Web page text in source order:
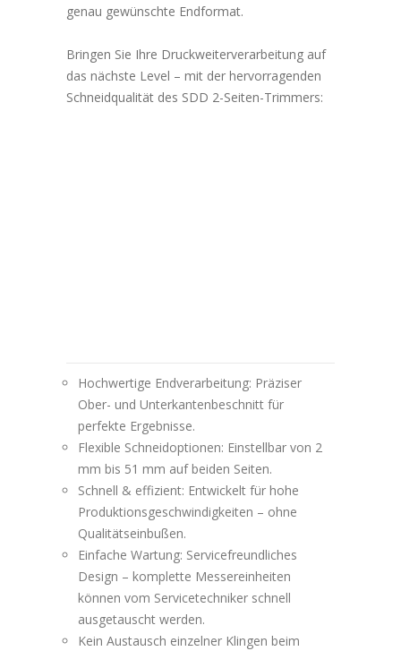
genau gewünschte Endformat.
Bringen Sie Ihre Druckweiterverarbeitung auf
das nächste Level – mit der hervorragenden
Schneidqualität des SDD 2-Seiten-Trimmers:
Hochwertige Endverarbeitung: Präziser
Ober- und Unterkantenbeschnitt für
perfekte Ergebnisse.
Flexible Schneidoptionen: Einstellbar von 2
mm bis 51 mm auf beiden Seiten.
Schnell & effizient: Entwickelt für hohe
Produktionsgeschwindigkeiten – ohne
Qualitätseinbußen.
Einfache Wartung: Servicefreundliches
Design – komplette Messereinheiten
können vom Servicetechniker schnell
ausgetauscht werden.
Kein Austausch einzelner Klingen beim